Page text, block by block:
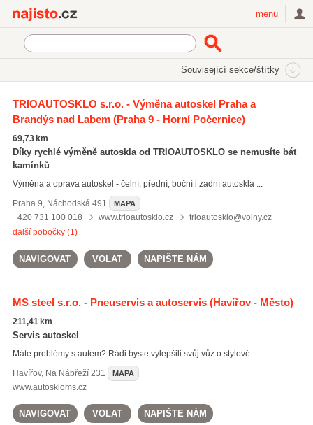
menu
Související sekce/štítky
pískování autoskel(32)
tónování autoskel
opravy autoskel
(154)
TRIOAUTOSKLO s.r.o. - Výměna autoskel Praha a
Brandýs nad Labem(Praha 9 - Horní Počernice)
69,73 km
Díky rychlé výměně autoskla od TRIOAUTOSKLO se nemusíte bát
kamínků
Výměna a oprava autoskel - čelní, přední, boční i zadní autoskla ...
Praha 9, Náchodská 491 MAPA
+420 731 100 018 www.trioautosklo.cz
trioautosklo@volny.cz
další pobočky (1)
NAVIGOVAT VOLAT NAPIŠTE NÁM
MS steel s.r.o. - Pneuservis a autoservis(Havířov - Město)
211,41 km
Servis autoskel
Máte problémy s autem? Rádi byste vylepšili svůj vůz o stylové ...
Havířov, Na Nábřeží 231 MAPA
www.autoskloms.cz
NAVIGOVAT VOLAT NAPIŠTE NÁM